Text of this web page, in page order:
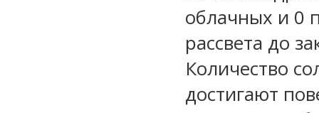
облачных и 0
рассвета до
Количество
достигают